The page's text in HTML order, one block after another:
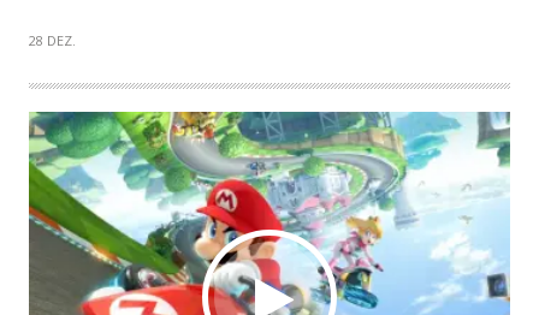
28 DEZ.